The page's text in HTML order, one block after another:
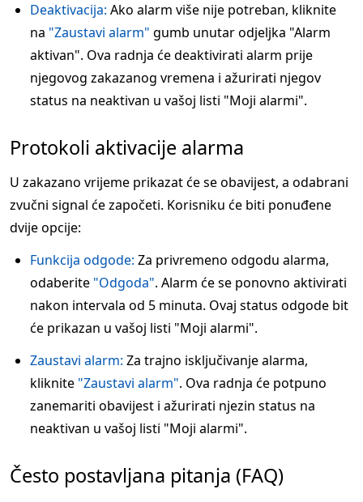
Deaktivacija: Ako alarm više nije potreban, kliknite
na "Zaustavi alarm" gumb unutar odjeljka "Alarm
aktivan". Ova radnja će deaktivirati alarm prije
njegovog zakazanog vremena i ažurirati njegov
status na neaktivan u vašoj listi "Moji alarmi".
Protokoli aktivacije alarma
U zakazano vrijeme prikazat će se obavijest, a odabrani
zvučni signal će započeti. Korisniku će biti ponuđene
dvije opcije:
Funkcija odgode: Za privremeno odgodu alarma,
odaberite "Odgoda". Alarm će se ponovno aktivirati
nakon intervala od 5 minuta. Ovaj status odgode bit
će prikazan u vašoj listi "Moji alarmi".
Zaustavi alarm: Za trajno isključivanje alarma,
kliknite "Zaustavi alarm". Ova radnja će potpuno
zanemariti obavijest i ažurirati njezin status na
neaktivan u vašoj listi "Moji alarmi".
Često postavljana pitanja (FAQ)